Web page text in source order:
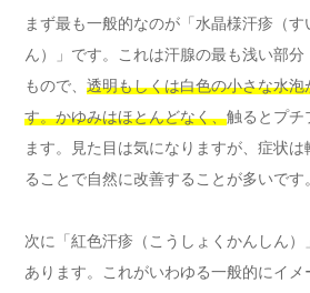
まず最も一般的なのが「水晶様汗疹（す
ん）」です。これは汗腺の最も浅い部分
もので、 透明もしくは白色の小さな水
す。かゆみはほとんどなく、触るとプチ
ます。見た目は気になりますが、症状
ることで自然に改善することが多いです。
次に「紅色汗疹（こうしょくかんしん
あります。これがいわゆる一般的にイメ